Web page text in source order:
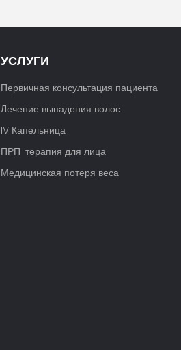
УСЛУГИ
Первичная консультация пациента
Лечение выпадения волос
IV Капельница
ПРП-терапия для лица
Медицинская потеря веса